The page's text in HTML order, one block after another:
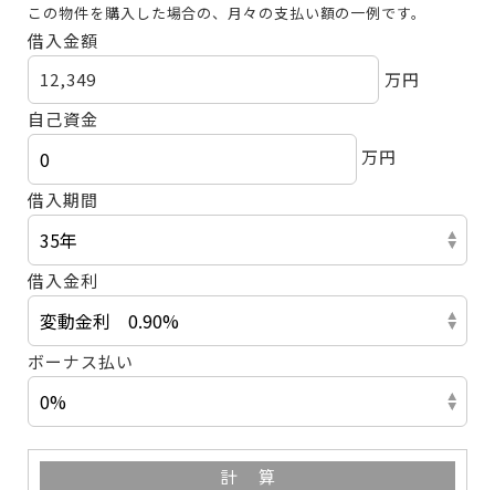
この物件を購入した場合の、月々の支払い額の一例です。
借入金額
12,349
万円
自己資金
万円
借入期間
借入金利
ボーナス払い
計算